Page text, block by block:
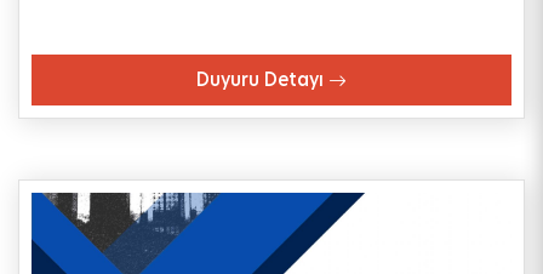
Duyuru Detayı